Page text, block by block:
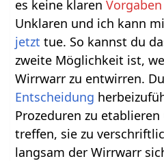
es keine klarenVorgaben
Unklaren und ich kann
jetzt tue. So kannst du
zweite Möglichkeit ist,
Wirrwarr zu entwirren.
Entscheidung
Prozeduren zu
treffen, sie zu
langsam der Wirrwarr